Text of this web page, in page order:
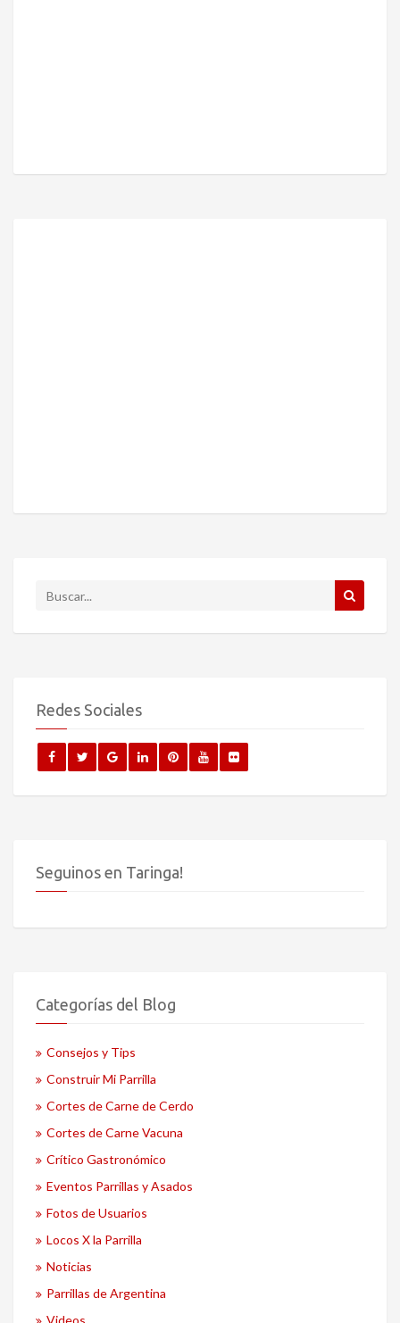
Redes Sociales
Seguinos en Taringa!
Categorías del Blog
Consejos y Tips
Construir Mi Parrilla
Cortes de Carne de Cerdo
Cortes de Carne Vacuna
Crítico Gastronómico
Eventos Parrillas y Asados
Fotos de Usuarios
Locos X la Parrilla
Noticias
Parrillas de Argentina